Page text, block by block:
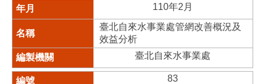
110年2月
臺北自來水事業處管網改善概況及
效益分析
臺北自來水事業處
83